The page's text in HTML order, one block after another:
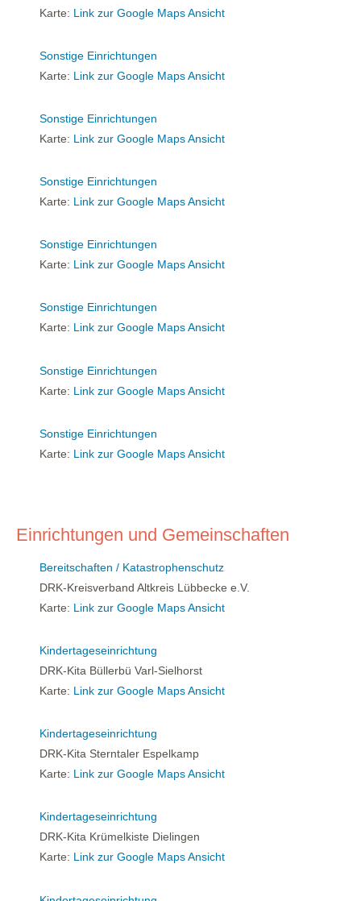
Karte: Link zur Google Maps Ansicht
Sonstige Einrichtungen
Karte: Link zur Google Maps Ansicht
Sonstige Einrichtungen
Karte: Link zur Google Maps Ansicht
Sonstige Einrichtungen
Karte: Link zur Google Maps Ansicht
Sonstige Einrichtungen
Karte: Link zur Google Maps Ansicht
Sonstige Einrichtungen
Karte: Link zur Google Maps Ansicht
Sonstige Einrichtungen
Karte: Link zur Google Maps Ansicht
Sonstige Einrichtungen
Karte: Link zur Google Maps Ansicht
Einrichtungen und Gemeinschaften
Bereitschaften / Katastrophenschutz
DRK-Kreisverband Altkreis Lübbecke e.V.
Karte: Link zur Google Maps Ansicht
Kindertageseinrichtung
DRK-Kita Büllerbü Varl-Sielhorst
Karte: Link zur Google Maps Ansicht
Kindertageseinrichtung
DRK-Kita Sterntaler Espelkamp
Karte: Link zur Google Maps Ansicht
Kindertageseinrichtung
DRK-Kita Krümelkiste Dielingen
Karte: Link zur Google Maps Ansicht